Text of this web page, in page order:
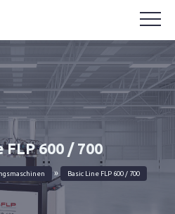
FLP 600 / 700
» Basic Line FLP 600 / 700